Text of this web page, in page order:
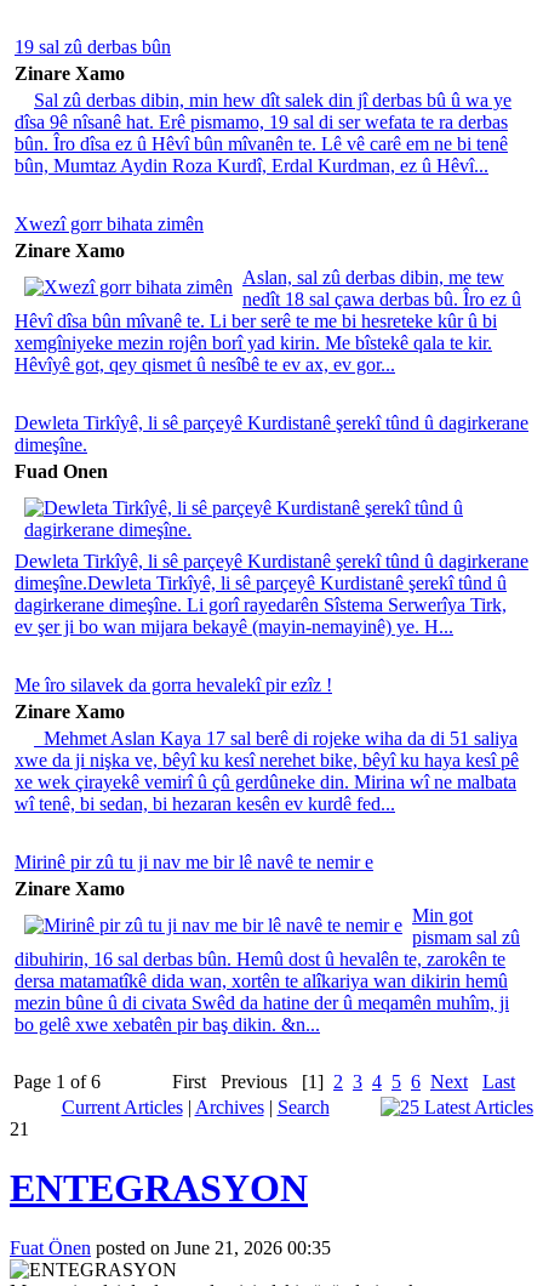
19 sal zû derbas bûn
Zinare Xamo
Sal zû derbas dibin, min hew dît salek din jî derbas bû û wa ye
dîsa 9ê nîsanê hat. Erê pismamo, 19 sal di ser wefata te ra derbas
bûn. Îro dîsa ez û Hêvî bûn mîvanên te. Lê vê carê em ne bi tenê
bûn, Mumtaz Aydin Roza Kurdî, Erdal Kurdman, ez û Hêvî...
Xwezî gorr bihata zimên
Zinare Xamo
Aslan, sal zû derbas dibin, me tew
nedît 18 sal çawa derbas bû. Îro ez û
Hêvî dîsa bûn mîvanê te. Li ber serê te me bi hesreteke kûr û bi
xemgîniyeke mezin rojên borî yad kirin. Me bîstekê qala te kir.
Hêvîyê got, qey qismet û nesîbê te ev ax, ev gor...
Dewleta Tirkîyê, li sê parçeyê Kurdistanê şerekî tûnd û dagirkerane
dimeşîne.
Fuad Onen
Dewleta Tirkîyê, li sê parçeyê Kurdistanê şerekî tûnd û dagirkerane
dimeşîne.Dewleta Tirkîyê, li sê parçeyê Kurdistanê şerekî tûnd û
dagirkerane dimeşîne. Li gorî rayedarên Sîstema Serwerîya Tirk,
ev şer ji bo wan mijara bekayê (mayin-nemayinê) ye. H...
Me îro silavek da gorra hevalekî pir ezîz !
Zinare Xamo
Mehmet Aslan Kaya 17 sal berê di rojeke wiha da di 51 saliya
xwe da ji nişka ve, bêyî ku kesî nerehet bike, bêyî ku haya kesî pê
xe wek çirayekê vemirî û çû gerdûneke din. Mirina wî ne malbata
wî tenê, bi sedan, bi hezaran kesên ev kurdê fed...
Mirinê pir zû tu ji nav me bir lê navê te nemir e
Zinare Xamo
Min got
pismam sal zû
dibuhirin, 16 sal derbas bûn. Hemû dost û hevalên te, zarokên te
dersa matamatîkê dida wan, xortên te alîkariya wan dikirin hemû
mezin bûne û di civata Swêd da hatine der û meqamên muhîm, ji
bo gelê xwe xebatên pir baş dikin. &n...
Page 1 of 6 First Previous [1] 2 3 4 5 6 Next
Last
Current Articles| Archives| Search
21
ENTEGRASYON
Fuat Önen posted on June 21, 2026 00:35